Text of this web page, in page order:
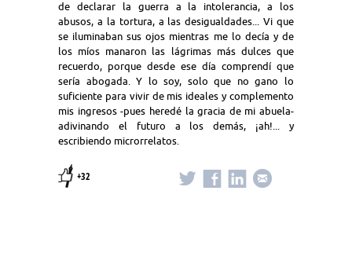
de declarar la guerra a la intolerancia, a los
abusos, a la tortura, a las desigualdades... Vi que
se iluminaban sus ojos mientras me lo decía y de
los míos manaron las lágrimas más dulces que
recuerdo, porque desde ese día comprendí que
sería abogada. Y lo soy, solo que no gano lo
suficiente para vivir de mis ideales y complemento
mis ingresos -pues heredé la gracia de mi abuela-
adivinando el futuro a los demás, ¡ah!... y
escribiendo microrrelatos.
+32